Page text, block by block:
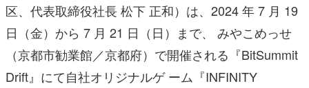
区、代表取締役社長 松下 正和）は、2024 年 7 月 19
日（金）から 7 月 21 日（日）まで、 みやこめっせ
（京都市勧業館／京都府）で開催される『BitSummit
Drift』にて自社オリジナルゲ ーム『INFINITY